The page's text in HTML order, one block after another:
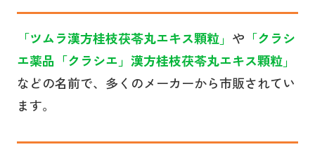
「ツムラ漢方桂枝茯苓丸エキス顆粒」 や 「クラシ
エ薬品「クラシエ」漢方桂枝茯苓丸エキス顆粒」
などの名前で、多くのメーカーから市販されてい
ます。